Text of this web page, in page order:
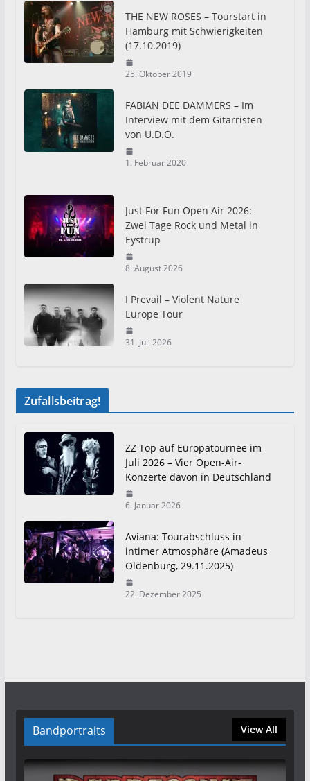
THE NEW ROSES – Tourstart in
Hamburg mit Schwierigkeiten
(17.10.2019)
25. Oktober 2019
FABIAN DEE DAMMERS – Im
Interview mit dem Gitarristen
von U.D.O.
1. Februar 2020
Just For Fun Open Air 2026:
Zwei Tage Rock und Metal in
Eystrup
8. August 2026
I Prevail – Violent Nature
Europe Tour
31. Juli 2026
Zufallsbeitrag!
ZZ Top auf Europatournee im
Juli 2026 – Vier Open-Air-
Konzerte davon in Deutschland
6. Januar 2026
Aviana: Tourabschluss in
intimer Atmosphäre (Amadeus
Oldenburg, 29.11.2025)
22. Dezember 2025
Bandportraits View All